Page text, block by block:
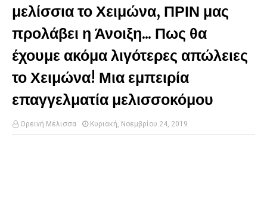
μελίσσια το Χειμώνα, ΠΡΙΝ μας
προλάβει η Άνοιξη... Πως θα
έχουμε ακόμα λιγότερες απώλειες
το Χειμώνα! Μια εμπειρία
επαγγελματία μελισσοκόμου
Ορεινή Μέλισσα Κυριακή, Νοεμβρίου 24, 2019